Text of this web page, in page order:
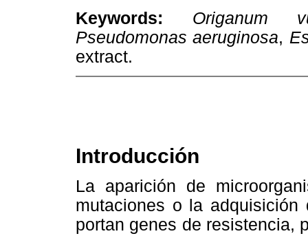
Keywords: Origanum
Pseudomonas aeruginosa,
extract.
Introducción
La aparición de
mutaciones o la adquisición
portan genes de resistencia,